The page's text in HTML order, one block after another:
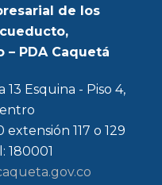
de los
PDA Caquetá
13 Esquina - Piso 4,
117 o 129
180001